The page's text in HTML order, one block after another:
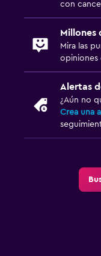
Habitaciones
Teléfono
Piso de mosaico/
Secador de pelo
Albornoz
Baño pequeño
con
Millones
Mira las
opiniones
Alertas
¿Aún no
Crea una